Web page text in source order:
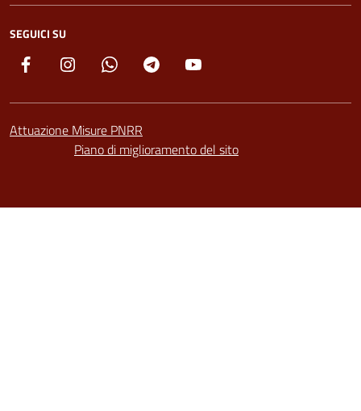
SEGUICI SU
Facebook Instagram Whatsapp Telegram
Attuazione Misure PNRR
Piano di miglioramento del sito